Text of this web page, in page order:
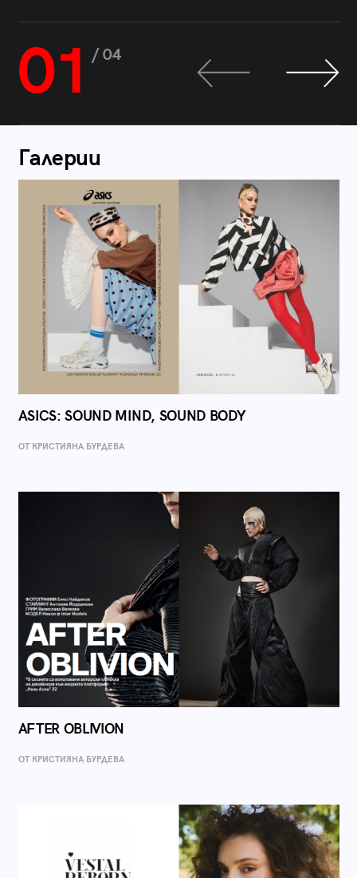
01 / 04
Галерии
ASICS: SOUND MIND, SOUND BODY
ОТ КРИСТИЯНА БУРДЕВА
AFTER OBLIVION
ОТ КРИСТИЯНА БУРДЕВА